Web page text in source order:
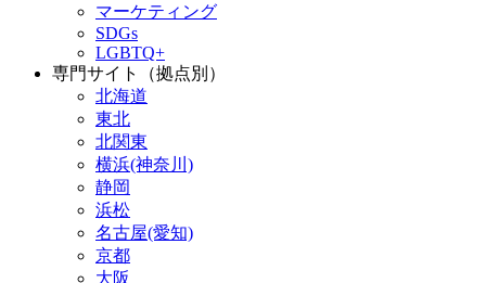
マーケティング
SDGs
LGBTQ+
専門サイト（拠点別）
北海道
東北
北関東
横浜(神奈川)
静岡
浜松
名古屋(愛知)
京都
大阪